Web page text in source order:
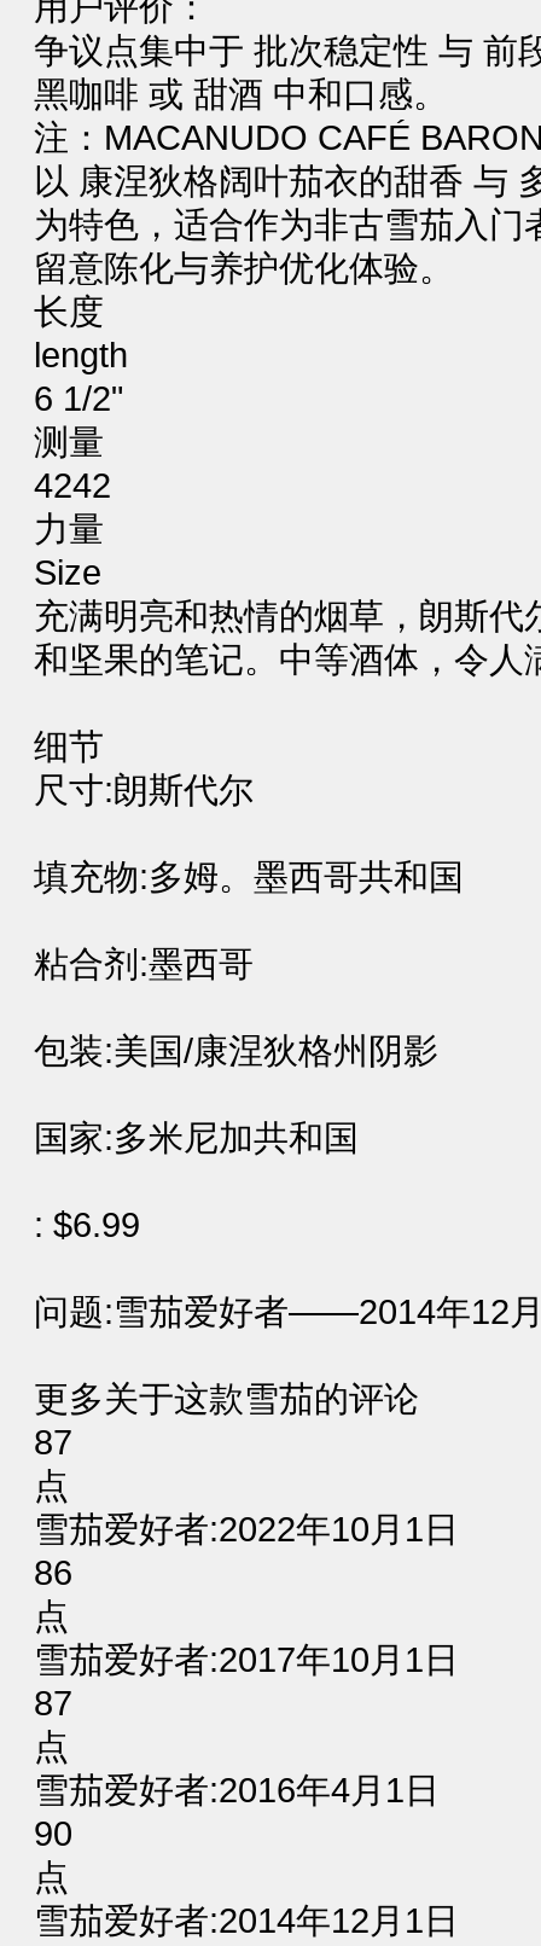
争议点集中于 ‌批次稳定性‌ 与 ‌前
黑咖啡‌ 或 ‌甜酒‌ 中和口感‌。
注：MACANUDO CAFÉ
以 ‌康涅狄格阔叶茄衣的甜香‌ 与
为特色，适合作为非古雪茄入门
留意陈化与养护优化体验‌。
长度
length
6 1/2"
测量
4242
力量
Size
充满明亮和热情的烟草，朗斯代
和坚果的笔记。中等酒体，令人
细节
尺寸:朗斯代尔
填充物:多姆。墨西哥共和国
粘合剂:墨西哥
包装:美国/康涅狄格州阴影
国家:多米尼加共和国
: $6.99
问题:雪茄爱好者——2014年12
更多关于这款雪茄的评论
87
点
雪茄爱好者:2022年10月1日
86
点
雪茄爱好者:2017年10月1日
87
点
雪茄爱好者:2016年4月1日
90
点
雪茄爱好者:2014年12月1日